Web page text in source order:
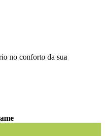
no conforto da sua